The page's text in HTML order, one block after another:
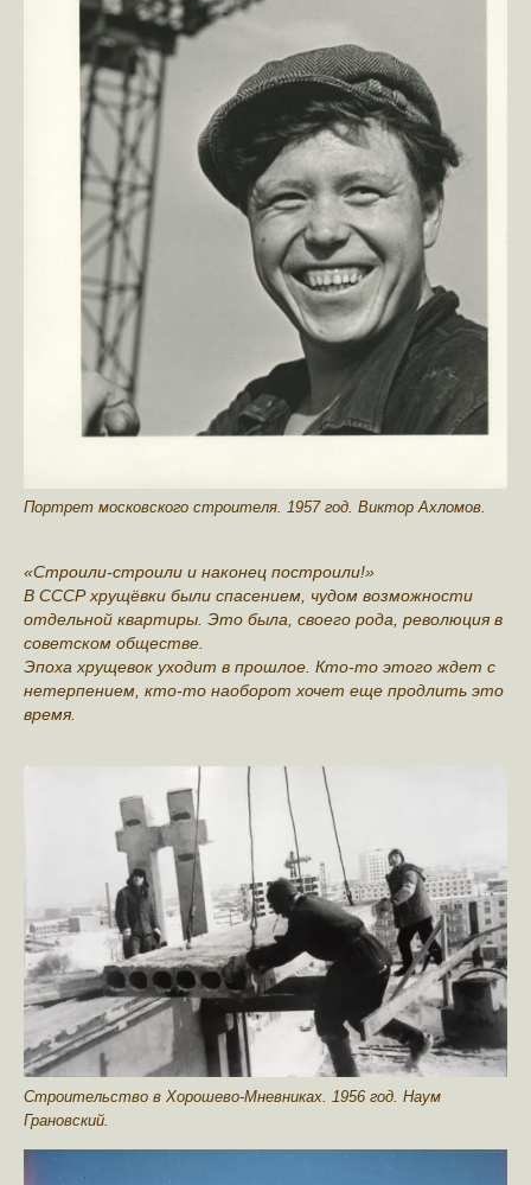
Портрет московского строителя. 1957 год. Виктор Ахломов.
«Строили-строили и наконец построили!»
В СССР хрущёвки были спасением, чудом возможности
отдельной квартиры. Это была, своего рода, революция в
советском обществе.
Эпоха хрущевок уходит в прошлое. Кто-то этого ждет с
нетерпением, кто-то наоборот хочет еще продлить это
время.
Строительство в Хорошево-Мневниках. 1956 год. Наум
Грановский.